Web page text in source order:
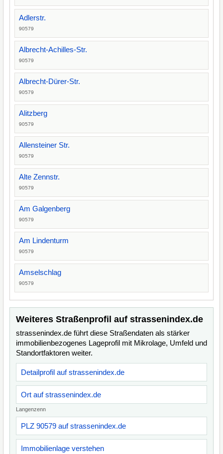
Adlerstr.
90579
Albrecht-Achilles-Str.
90579
Albrecht-Dürer-Str.
90579
Alitzberg
90579
Allensteiner Str.
90579
Alte Zennstr.
90579
Am Galgenberg
90579
Am Lindenturm
90579
Amselschlag
90579
Weiteres Straßenprofil auf strassenindex.de
strassenindex.de führt diese Straßendaten als stärker
immobilienbezogenes Lageprofil mit Mikrolage, Umfeld und
Standortfaktoren weiter.
Detailprofil auf strassenindex.de
Ort auf strassenindex.de
Langenzenn
PLZ 90579 auf strassenindex.de
Immobilienlage verstehen